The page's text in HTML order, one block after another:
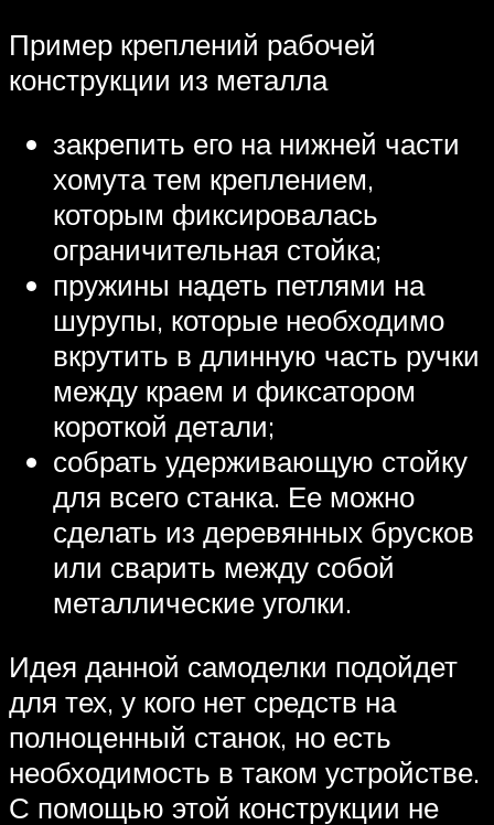
Пример креплений рабочей
конструкции из металла
закрепить его на нижней части
хомута тем креплением,
которым фиксировалась
ограничительная стойка;
пружины надеть петлями на
шурупы, которые необходимо
вкрутить в длинную часть ручки
между краем и фиксатором
короткой детали;
собрать удерживающую стойку
для всего станка. Ее можно
сделать из деревянных брусков
или сварить между собой
металлические уголки.
Идея данной самоделки подойдет
для тех, у кого нет средств на
полноценный станок, но есть
необходимость в таком устройстве.
С помощью этой конструкции не